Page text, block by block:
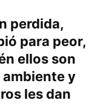
perdida,
para peor,
ellos son
y
les dan